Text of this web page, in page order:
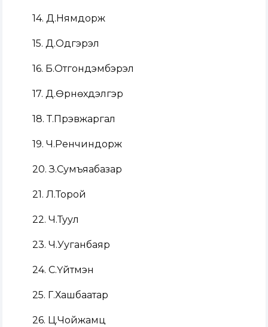
14. Д.Нямдорж
15. Д.Одгэрэл
16. Б.Отгондэмбэрэл
17. Д.Өрнөхдэлгэр
18. Т.Пүрэвжаргал
19. Ч.Ренчиндорж
20. З.Сумъяабазар
21. Л.Торой
22. Ч.Туул
23. Ч.Ууганбаяр
24. С.Үйтүмэн
25. Г.Хашбаатар
26. Ц.Чойжамц